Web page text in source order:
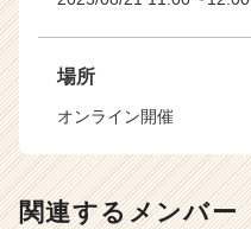
場所
オンライン開催
関連するメンバー